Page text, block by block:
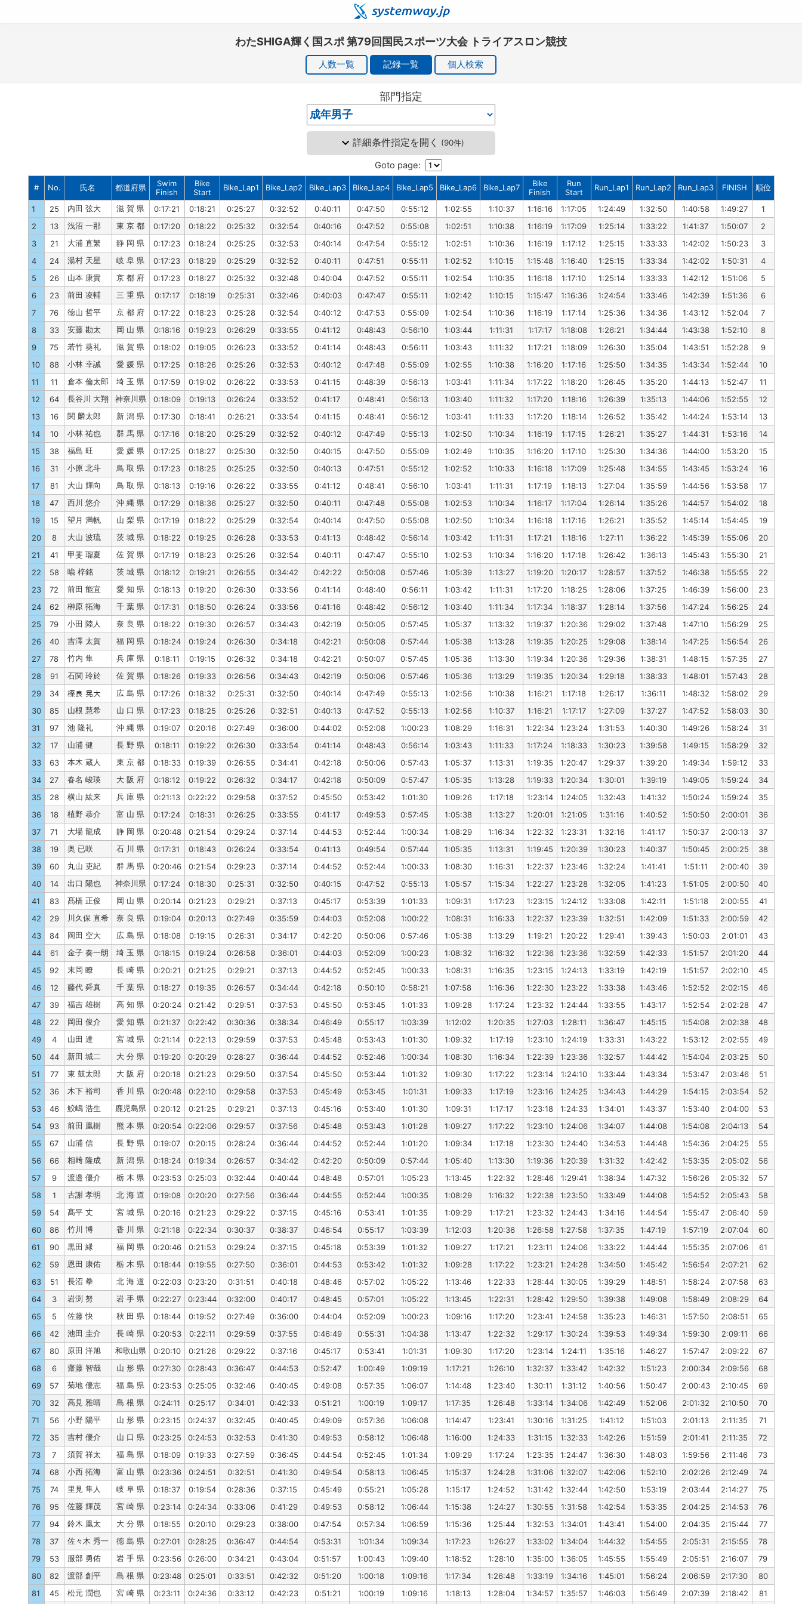
わたSHIGA輝く国スポ 第79回国民スポーツ大会 トライアスロン競技
人数一覧 記録一覧 個人検索
部門指定
詳細条件指定を開く (90件)
Goto page:
# No. 氏名 都道府県
Swim
Finish
Bike
Start
Bike_Lap1 Bike_Lap2 Bike_Lap3 Bike_Lap4 Bike_Lap5 Bike_Lap6 Bike_Lap7
Bike
Finish
Run
Start
Run_Lap1 Run_Lap2 Run_Lap3 FINISH 順位
1 25 内田 弦大 滋 賀 県 0:17:21 0:18:21 0:25:27 0:32:52 0:40:11 0:47:50 0:55:12 1:02:55 1:10:37 1:16:16 1:17:05 1:24:49 1:32:50 1:40:58 1:49:27
1
2
13 浅沼 一那 東 京 都 0:17:20 0:18:22 0:25:32 0:32:54 0:40:16 0:47:52 0:55:08 1:02:51 1:10:38 1:16:19 1:17:09 1:25:14 1:33:22 1:41:37 1:50:07
2
3
21 大浦 直繁 静 岡 県 0:17:23 0:18:24 0:25:25 0:32:53 0:40:14 0:47:54 0:55:12 1:02:51 1:10:36 1:16:19 1:17:12 1:25:15 1:33:33 1:42:02 1:50:23
3
4
24 湯村 天星 岐 阜 県 0:17:23 0:18:29 0:25:29 0:32:52 0:40:11 0:47:51 0:55:11 1:02:52 1:10:15 1:15:48 1:16:40 1:25:15 1:33:34 1:42:02 1:50:31
4
5
26 山本 康貴 京 都 府 0:17:23 0:18:27 0:25:32 0:32:48 0:40:04 0:47:52 0:55:11 1:02:54 1:10:35 1:16:18 1:17:10 1:25:14 1:33:33 1:42:12 1:51:06
5
6
23 前田 凌輔 三 重 県 0:17:17 0:18:19 0:25:31 0:32:46 0:40:03 0:47:47 0:55:11 1:02:42 1:10:15 1:15:47 1:16:36 1:24:54 1:33:46 1:42:39 1:51:36
6
7
76 徳山 哲平 京 都 府 0:17:22 0:18:23 0:25:28 0:32:54 0:40:12 0:47:53 0:55:09 1:02:54 1:10:36 1:16:19 1:17:14 1:25:36 1:34:36 1:43:12 1:52:04
7
8
33 安藤 勘太 岡 山 県 0:18:16 0:19:23 0:26:29 0:33:55 0:41:12 0:48:43 0:56:10 1:03:44 1:11:31 1:17:17 1:18:08 1:26:21 1:34:44 1:43:38 1:52:10
8
9
75 若竹 葵礼 滋 賀 県 0:18:02 0:19:05 0:26:23 0:33:52 0:41:14 0:48:43 0:56:11 1:03:43 1:11:32 1:17:21 1:18:09 1:26:30 1:35:04 1:43:51 1:52:28
9
10
88 小林 幸誠 愛 媛 県 0:17:25 0:18:26 0:25:26 0:32:53 0:40:12 0:47:48 0:55:09 1:02:55 1:10:38 1:16:20 1:17:16 1:25:50 1:34:35 1:43:34 1:52:44
10
11
11 倉本 倫太郎 埼 玉 県 0:17:59 0:19:02 0:26:22 0:33:53 0:41:15 0:48:39 0:56:13 1:03:41 1:11:34 1:17:22 1:18:20 1:26:45 1:35:20 1:44:13 1:52:47
11
12
64 長谷川 大翔 神奈川県 0:18:09 0:19:13 0:26:24 0:33:52 0:41:17 0:48:41 0:56:13 1:03:40 1:11:32 1:17:20 1:18:16 1:26:39 1:35:13 1:44:06 1:52:55
12
13
16 関 麟太郎 新 潟 県 0:17:30 0:18:41 0:26:21 0:33:54 0:41:15 0:48:41 0:56:12 1:03:41 1:11:33 1:17:20 1:18:14 1:26:52 1:35:42 1:44:24 1:53:14
13
14
10 小林 祐也 群 馬 県 0:17:16 0:18:20 0:25:29 0:32:52 0:40:12 0:47:49 0:55:13 1:02:50 1:10:34 1:16:19 1:17:15 1:26:21 1:35:27 1:44:31 1:53:16
14
15
38 福島 旺 愛 媛 県 0:17:25 0:18:27 0:25:30 0:32:50 0:40:15 0:47:50 0:55:09 1:02:49 1:10:35 1:16:20 1:17:10 1:25:30 1:34:36 1:44:00 1:53:20
15
16
31 小原 北斗 鳥 取 県 0:17:23 0:18:25 0:25:25 0:32:50 0:40:13 0:47:51 0:55:12 1:02:52 1:10:33 1:16:18 1:17:09 1:25:48 1:34:55 1:43:45 1:53:24
16
17
81 大山 輝向 鳥 取 県 0:18:13 0:19:16 0:26:22 0:33:55 0:41:12 0:48:41 0:56:10 1:03:41 1:11:31 1:17:19 1:18:13 1:27:04 1:35:59 1:44:56 1:53:58
17
18
47 西川 悠介 沖 縄 県 0:17:29 0:18:36 0:25:27 0:32:50 0:40:11 0:47:48 0:55:08 1:02:53 1:10:34 1:16:17 1:17:04 1:26:14 1:35:26 1:44:57 1:54:02
18
19
15 望月 満帆 山 梨 県 0:17:19 0:18:22 0:25:29 0:32:54 0:40:14 0:47:50 0:55:08 1:02:50 1:10:34 1:16:18 1:17:16 1:26:21 1:35:52 1:45:14 1:54:45
19
20
8 大山 波琉 茨 城 県 0:18:22 0:19:25 0:26:28 0:33:53 0:41:13 0:48:42 0:56:14 1:03:42 1:11:31 1:17:21 1:18:16 1:27:11 1:36:22 1:45:39 1:55:06
20
21
41 甲斐 瑠夏 佐 賀 県 0:17:19 0:18:23 0:25:26 0:32:54 0:40:11 0:47:47 0:55:10 1:02:53 1:10:34 1:16:20 1:17:18 1:26:42 1:36:13 1:45:43 1:55:30
21
22
58 喩 梓銘 茨 城 県 0:18:12 0:19:21 0:26:55 0:34:42 0:42:22 0:50:08 0:57:46 1:05:39 1:13:27 1:19:20 1:20:17 1:28:57 1:37:52 1:46:38 1:55:55
22
23
72 前田 能宜 愛 知 県 0:18:13 0:19:20 0:26:30 0:33:56 0:41:14 0:48:40 0:56:11 1:03:42 1:11:31 1:17:20 1:18:25 1:28:06 1:37:25 1:46:39 1:56:00
23
24
62 榊原 拓海 千 葉 県 0:17:31 0:18:50 0:26:24 0:33:56 0:41:16 0:48:42 0:56:12 1:03:40 1:11:34 1:17:34 1:18:37 1:28:14 1:37:56 1:47:24 1:56:25
24
25
79 小田 陸人 奈 良 県 0:18:22 0:19:30 0:26:57 0:34:43 0:42:19 0:50:05 0:57:45 1:05:37 1:13:32 1:19:37 1:20:36 1:29:02 1:37:48 1:47:10 1:56:29
25
26
40 吉澤 太賀 福 岡 県 0:18:24 0:19:24 0:26:30 0:34:18 0:42:21 0:50:08 0:57:44 1:05:38 1:13:28 1:19:35 1:20:25 1:29:08 1:38:14 1:47:25 1:56:54
26
27
78 竹内 隼 兵 庫 県 0:18:11 0:19:15 0:26:32 0:34:18 0:42:21 0:50:07 0:57:45 1:05:36 1:13:30 1:19:34 1:20:36 1:29:36 1:38:31 1:48:15 1:57:35
27
28
91 石関 玲於 佐 賀 県 0:18:26 0:19:33 0:26:56 0:34:43 0:42:19 0:50:06 0:57:46 1:05:36 1:13:29 1:19:35 1:20:34 1:29:18 1:38:33 1:48:01 1:57:43
28
29
34 𣟿良 晃大 広 島 県 0:17:26 0:18:32 0:25:31 0:32:50 0:40:14 0:47:49 0:55:13 1:02:56 1:10:38 1:16:21 1:17:18 1:26:17 1:36:11 1:48:32 1:58:02
29
30
85 山根 慧希 山 口 県 0:17:23 0:18:25 0:25:26 0:32:51 0:40:13 0:47:52 0:55:13 1:02:56 1:10:37 1:16:21 1:17:17 1:27:09 1:37:27 1:47:52 1:58:03
30
31
97 池 隆礼 沖 縄 県 0:19:07 0:20:16 0:27:49 0:36:00 0:44:02 0:52:08 1:00:23 1:08:29 1:16:31 1:22:34 1:23:24 1:31:53 1:40:30 1:49:26 1:58:24
31
32
17 山浦 健 長 野 県 0:18:11 0:19:22 0:26:30 0:33:54 0:41:14 0:48:43 0:56:14 1:03:43 1:11:33 1:17:24 1:18:33 1:30:23 1:39:58 1:49:15 1:58:29
32
33
63 本木 蔵人 東 京 都 0:18:33 0:19:39 0:26:55 0:34:41 0:42:18 0:50:06 0:57:43 1:05:37 1:13:31 1:19:35 1:20:47 1:29:37 1:39:20 1:49:34 1:59:12
33
34
27 春名 峻瑛 大 阪 府 0:18:12 0:19:22 0:26:32 0:34:17 0:42:18 0:50:09 0:57:47 1:05:35 1:13:28 1:19:33 1:20:34 1:30:01 1:39:19 1:49:05 1:59:24
34
35
28 横山 紘来 兵 庫 県 0:21:13 0:22:22 0:29:58 0:37:52 0:45:50 0:53:42 1:01:30 1:09:26 1:17:18 1:23:14 1:24:05 1:32:43 1:41:32 1:50:24 1:59:24
35
36
18 植野 恭介 富 山 県 0:17:24 0:18:31 0:26:25 0:33:55 0:41:17 0:49:53 0:57:45 1:05:38 1:13:27 1:20:01 1:21:05 1:31:16 1:40:52 1:50:50 2:00:01
36
37
71 大場 龍成 静 岡 県 0:20:48 0:21:54 0:29:24 0:37:14 0:44:53 0:52:44 1:00:34 1:08:29 1:16:34 1:22:32 1:23:31 1:32:16 1:41:17 1:50:37 2:00:13
37
38
19 奥 已咲 石 川 県 0:17:31 0:18:43 0:26:24 0:33:54 0:41:13 0:49:54 0:57:44 1:05:35 1:13:31 1:19:45 1:20:39 1:30:23 1:40:37 1:50:45 2:00:25
38
39
60 丸山 吏紀 群 馬 県 0:20:46 0:21:54 0:29:23 0:37:14 0:44:52 0:52:44 1:00:33 1:08:30 1:16:31 1:22:37 1:23:46 1:32:24 1:41:41 1:51:11 2:00:40
39
40
14 出口 陽也 神奈川県 0:17:24 0:18:30 0:25:31 0:32:50 0:40:15 0:47:52 0:55:13 1:05:57 1:15:34 1:22:27 1:23:28 1:32:05 1:41:23 1:51:05 2:00:50
40
41
83 髙橋 正俊 岡 山 県 0:20:14 0:21:23 0:29:21 0:37:13 0:45:17 0:53:39 1:01:33 1:09:31 1:17:23 1:23:15 1:24:12 1:33:08 1:42:11 1:51:18 2:00:55
41
42
29 川久保 直希 奈 良 県 0:19:04 0:20:13 0:27:49 0:35:59 0:44:03 0:52:08 1:00:22 1:08:31 1:16:33 1:22:37 1:23:39 1:32:51 1:42:09 1:51:33 2:00:59
42
43
84 岡田 空大 広 島 県 0:18:08 0:19:15 0:26:31 0:34:17 0:42:20 0:50:06 0:57:46 1:05:38 1:13:29 1:19:21 1:20:22 1:29:41 1:39:43 1:50:03 2:01:01
43
44
61 金子 奏一朗 埼 玉 県 0:18:15 0:19:24 0:26:58 0:36:01 0:44:03 0:52:09 1:00:23 1:08:32 1:16:32 1:22:36 1:23:36 1:32:59 1:42:33 1:51:57 2:01:20
44
45
92 末岡 瞭 長 崎 県 0:20:21 0:21:25 0:29:21 0:37:13 0:44:52 0:52:45 1:00:33 1:08:31 1:16:35 1:23:15 1:24:13 1:33:19 1:42:19 1:51:57 2:02:10
45
46
12 藤代 舜真 千 葉 県 0:18:27 0:19:35 0:26:57 0:34:44 0:42:18 0:50:10 0:58:21 1:07:58 1:16:36 1:22:30 1:23:22 1:33:38 1:43:46 1:52:52 2:02:15
46
47
39 福吉 雄樹 高 知 県 0:20:24 0:21:42 0:29:51 0:37:53 0:45:50 0:53:45 1:01:33 1:09:28 1:17:24 1:23:32 1:24:44 1:33:55 1:43:17 1:52:54 2:02:28
47
48
22 岡田 俊介 愛 知 県 0:21:37 0:22:42 0:30:36 0:38:34 0:46:49 0:55:17 1:03:39 1:12:02 1:20:35 1:27:03 1:28:11 1:36:47 1:45:15 1:54:08 2:02:38
48
49
4 山田 達 宮 城 県 0:21:14 0:22:13 0:29:59 0:37:53 0:45:48 0:53:43 1:01:30 1:09:32 1:17:19 1:23:10 1:24:19 1:33:31 1:43:22 1:53:12 2:02:55
49
50
44 新田 城二 大 分 県 0:19:20 0:20:29 0:28:27 0:36:44 0:44:52 0:52:46 1:00:34 1:08:30 1:16:34 1:22:39 1:23:36 1:32:57 1:44:42 1:54:04 2:03:25
50
51
77 東 鼓太郎 大 阪 府 0:20:18 0:21:23 0:29:50 0:37:54 0:45:50 0:53:44 1:01:32 1:09:30 1:17:22 1:23:14 1:24:10 1:33:44 1:43:34 1:53:47 2:03:46
51
52
36 木下 裕司 香 川 県 0:20:48 0:22:10 0:29:58 0:37:53 0:45:49 0:53:45 1:01:31 1:09:33 1:17:19 1:23:16 1:24:25 1:34:43 1:44:29 1:54:15 2:03:54
52
53
46 鮫嶋 浩生 鹿児島県 0:20:12 0:21:25 0:29:21 0:37:13 0:45:16 0:53:40 1:01:30 1:09:31 1:17:17 1:23:18 1:24:33 1:34:01 1:43:37 1:53:40 2:04:00
53
54
93 前田 凰樹 熊 本 県 0:20:54 0:22:06 0:29:57 0:37:56 0:45:48 0:53:43 1:01:28 1:09:27 1:17:22 1:23:10 1:24:06 1:34:07 1:44:08 1:54:08 2:04:13
54
55
67 山浦 信 長 野 県 0:19:07 0:20:15 0:28:24 0:36:44 0:44:52 0:52:44 1:01:20 1:09:34 1:17:18 1:23:30 1:24:40 1:34:53 1:44:48 1:54:36 2:04:25
55
56
66 相﨑 隆成 新 潟 県 0:18:24 0:19:34 0:26:57 0:34:42 0:42:20 0:50:09 0:57:44 1:05:40 1:13:30 1:19:36 1:20:39 1:31:32 1:42:42 1:53:35 2:05:02
56
57
9 渡邉 優介 栃 木 県 0:23:53 0:25:03 0:32:44 0:40:44 0:48:48 0:57:01 1:05:23 1:13:45 1:22:32 1:28:46 1:29:41 1:38:34 1:47:32 1:56:26 2:05:32
57
58
1 古謝 孝明 北 海 道 0:19:08 0:20:20 0:27:56 0:36:44 0:44:55 0:52:44 1:00:35 1:08:29 1:16:32 1:22:38 1:23:50 1:33:49 1:44:08 1:54:52 2:05:43
58
59
54 髙平 丈 宮 城 県 0:20:16 0:21:23 0:29:22 0:37:15 0:45:16 0:53:41 1:01:35 1:09:29 1:17:21 1:23:32 1:24:43 1:34:16 1:44:54 1:55:47 2:06:40
59
60
86 竹川 博 香 川 県 0:21:18 0:22:34 0:30:37 0:38:37 0:46:54 0:55:17 1:03:39 1:12:03 1:20:36 1:26:58 1:27:58 1:37:35 1:47:19 1:57:19 2:07:04
60
61
90 黒田 縁 福 岡 県 0:20:46 0:21:53 0:29:24 0:37:15 0:45:18 0:53:39 1:01:32 1:09:27 1:17:21 1:23:11 1:24:06 1:33:22 1:44:44 1:55:35 2:07:06
61
62
59 恩田 康佑 栃 木 県 0:18:44 0:19:55 0:27:50 0:36:01 0:44:53 0:53:42 1:01:32 1:09:28 1:17:22 1:23:21 1:24:28 1:34:50 1:45:42 1:56:54 2:07:21
62
63
51 長沼 拳 北 海 道 0:22:03 0:23:20 0:31:51 0:40:18 0:48:46 0:57:02 1:05:22 1:13:46 1:22:33 1:28:44 1:30:05 1:39:29 1:48:51 1:58:24 2:07:58
63
64
3 岩渕 努 岩 手 県 0:22:27 0:23:44 0:32:00 0:40:17 0:48:45 0:57:01 1:05:22 1:13:45 1:22:31 1:28:42 1:29:50 1:39:38 1:49:08 1:58:49 2:08:29
64
65
5 佐藤 快 秋 田 県 0:18:44 0:19:52 0:27:49 0:36:00 0:44:04 0:52:09 1:00:23 1:09:16 1:17:20 1:23:41 1:24:58 1:35:23 1:46:31 1:57:50 2:08:51
65
66
42 池田 圭介 長 崎 県 0:20:53 0:22:11 0:29:59 0:37:55 0:46:49 0:55:31 1:04:38 1:13:47 1:22:32 1:29:17 1:30:24 1:39:53 1:49:34 1:59:30 2:09:11
66
67
80 原田 洋旭 和歌山県 0:20:10 0:21:26 0:29:22 0:37:16 0:45:17 0:53:41 1:01:31 1:09:30 1:17:20 1:23:14 1:24:11 1:35:16 1:46:27 1:57:47 2:09:22
67
68
6 齋藤 智哉 山 形 県 0:27:30 0:28:43 0:36:47 0:44:53 0:52:47 1:00:49 1:09:19 1:17:21 1:26:10 1:32:37 1:33:42 1:42:32 1:51:23 2:00:34 2:09:56
68
69
57 菊地 優志 福 島 県 0:23:53 0:25:05 0:32:46 0:40:45 0:49:08 0:57:35 1:06:07 1:14:48 1:23:40 1:30:11 1:31:12 1:40:56 1:50:47 2:00:43 2:10:45
69
70
32 高見 雅晴 島 根 県 0:24:11 0:25:17 0:34:01 0:42:33 0:51:21 1:00:19 1:09:17 1:17:35 1:26:48 1:33:14 1:34:06 1:42:49 1:52:06 2:01:32 2:10:50
70
71
56 小野 陽平 山 形 県 0:23:15 0:24:37 0:32:45 0:40:45 0:49:09 0:57:36 1:06:08 1:14:47 1:23:41 1:30:16 1:31:25 1:41:12 1:51:03 2:01:13 2:11:35
71
72
35 吉村 優介 山 口 県 0:23:25 0:24:53 0:32:53 0:41:30 0:49:53 0:58:12 1:06:48 1:16:00 1:24:33 1:31:15 1:32:33 1:42:26 1:51:59 2:01:41 2:11:35
72
73
7 須賀 祥太 福 島 県 0:18:09 0:19:33 0:27:59 0:36:45 0:44:54 0:52:45 1:01:34 1:09:29 1:17:24 1:23:35 1:24:47 1:36:30 1:48:03 1:59:56 2:11:46
73
74
68 小西 拓海 富 山 県 0:23:36 0:24:51 0:32:51 0:41:30 0:49:54 0:58:13 1:06:45 1:15:37 1:24:28 1:31:06 1:32:07 1:42:06 1:52:10 2:02:26 2:12:49
74
75
74 里見 隼人 岐 阜 県 0:18:37 0:19:54 0:28:36 0:37:15 0:45:49 0:55:21 1:05:28 1:15:17 1:24:52 1:31:42 1:32:44 1:42:50 1:53:19 2:03:44 2:14:27
75
76
95 佐藤 輝茂 宮 崎 県 0:23:14 0:24:34 0:33:06 0:41:29 0:49:53 0:58:12 1:06:44 1:15:38 1:24:27 1:30:55 1:31:58 1:42:54 1:53:35 2:04:25 2:14:53
76
77
94 鈴木 凰太 大 分 県 0:18:55 0:20:10 0:29:23 0:38:00 0:47:54 0:57:34 1:06:59 1:15:36 1:25:44 1:32:53 1:34:01 1:43:41 1:54:00 2:04:35 2:15:44
77
78
37 佐々木 秀一 徳 島 県 0:27:01 0:28:25 0:36:47 0:44:54 0:53:31 1:01:34 1:09:34 1:17:23 1:26:27 1:33:02 1:34:04 1:44:32 1:54:55 2:05:31 2:15:55
78
79
53 服部 勇佑 岩 手 県 0:23:56 0:26:00 0:34:21 0:43:04 0:51:57 1:00:43 1:09:40 1:18:52 1:28:10 1:35:00 1:36:05 1:45:55 1:55:49 2:05:51 2:16:07
79
80
82 渡部 創平 島 根 県 0:23:48 0:25:01 0:33:51 0:42:32 0:51:20 1:00:18 1:09:16 1:17:34 1:26:48 1:33:19 1:34:16 1:45:01 1:56:24 2:06:59 2:17:30
80
81
45 松元 潤也 宮 崎 県 0:23:11 0:24:36 0:33:12 0:42:23 0:51:21 1:00:19 1:09:16 1:18:13 1:28:04 1:34:57 1:35:57 1:46:03 1:56:49 2:07:39 2:18:42 81